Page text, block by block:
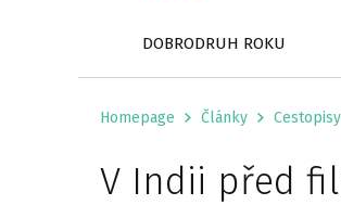
DOBRODRUH ROKU
Homepage Články
V Indii před